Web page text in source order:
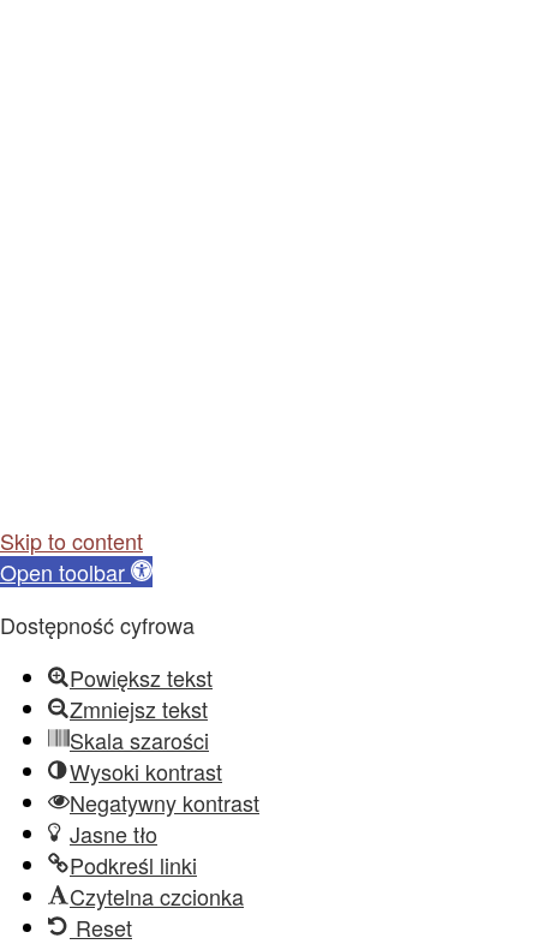
Skip to content
Open toolbar
Dostępność cyfrowa
Powiększ tekst
Zmniejsz tekst
Skala szarości
Wysoki kontrast
Negatywny kontrast
Jasne tło
Podkreśl linki
Czytelna czcionka
Reset